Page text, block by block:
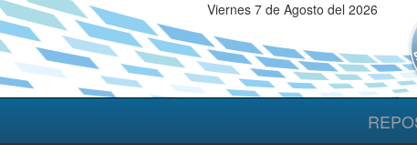
Viernes 7 de Agosto del 2026